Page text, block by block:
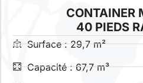
CONTAINER
40 PIEDS
Surface : 29,7 m²
Capacité : 67,7 m³